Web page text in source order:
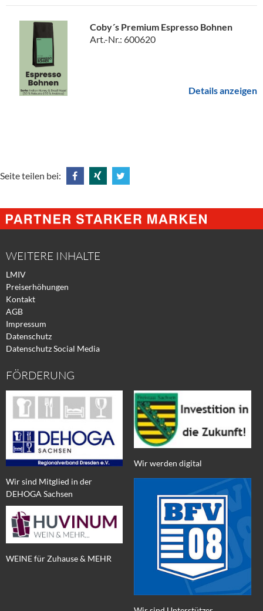
Coby´s Premium Espresso Bohnen
Art.-Nr.: 600620
Details anzeigen
Seite teilen bei:
@
Facebook
@
Xing
@
Twitter
WEITERE INHALTE
LMIV
Preiserhöhungen
Kontakt
AGB
Impressum
Datenschutz
Datenschutz Social Media
FÖRDERUNG
Wir sind Mitglied in der
DEHOGA Sachsen
WEINE für Zuhause & MEHR
Wir werden digital